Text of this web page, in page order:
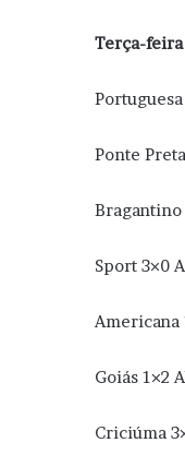
Terça-
Ponte
Bragantino
Sport 3×0
Americana
Goiás 1×2
Criciúma